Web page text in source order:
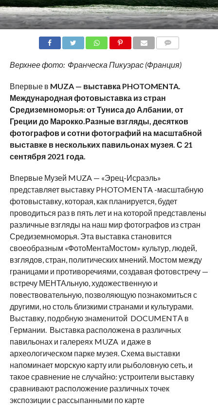
Верхнее фото: Франческа Пикуэрас (Франция)
Впервые в MUZA— выставка PHOTOMENTA.
Международная фотовыставка из стран
Средиземноморья: от Туниса до Албании, от
Греции до Марокко. Разные взгляды, десятков
фотографов и сотни фотографий на масштабной
выставке в нескольких павильонах музея. С 21
сентября 2021 года.
Впервые Музей MUZA — «Эрец-Исраэль»
представляет выставку PHOTOMENTA -масштабную
фотовыставку, которая, как планируется, будет
проводиться раз в пять лет и на которой представлены
различные взгляды на наш мир фотографов из стран
Средиземноморья. Эта выставка становится
своеобразным «ФотоМентаМостом» культур, людей,
взглядов, стран, политических мнений. Мостом между
границами и противоречиями, создавая фотовстречу —
встречу МЕНТАльную, художественную и
повествовательную, позволяющую познакомиться с
другими, но столь близкими странами и культурами.
Выставку, подобную знаменитой DOCUMENTА в
Германии. Выставка расположена в различных
павильонах и галереях MUZA и даже в
археологическом парке музея. Схема выставки
напоминает морскую карту или рыболовную сеть, и
такое сравнение не случайно: устроители выставку
сравнивают расположение различных точек
экспозиции с рассыпанными по карте